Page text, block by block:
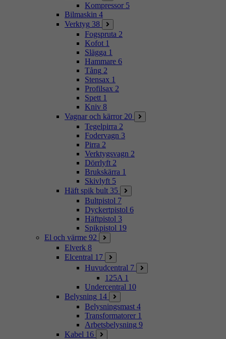
Kompressor 5
Bilmaskin 4
Verktyg 38
Fogspruta 2
Kofot 1
Slägga 1
Hammare 6
Tång 2
Stensax 1
Profilsax 2
Spett 1
Kniv 8
Vagnar och kärror 20
Tegelpirra 2
Fodervagn 3
Pirra 2
Verktygsvagn 2
Dörrlyft 2
Brukskärra 1
Skivlyft 5
Häft spik bult 35
Bultpistol 7
Dyckertpistol 6
Häftpistol 3
Spikpistol 19
El och värme 92
Elverk 8
Elcentral 17
Huvudcentral 7
125A 1
Undercentral 10
Belysning 14
Belysningsmast 4
Transformatorer 1
Arbetsbelysning 9
Kabel 16